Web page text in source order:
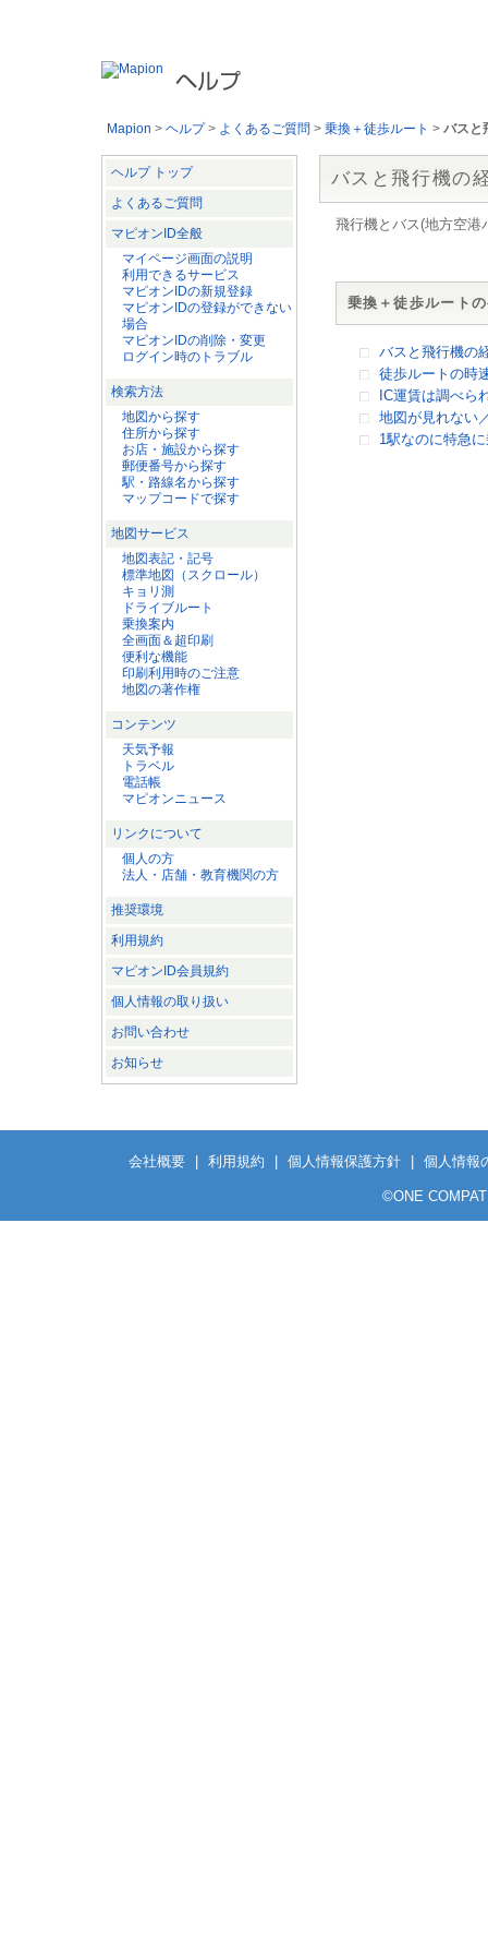
Mapion > ヘルプ> よくあるご質問 > 乗換＋徒歩ルート > バスと
バスと飛行機の
飛行機とバス(地方空港
乗換＋徒歩ルート
バスと飛行機の
徒歩ルートの時
IC運賃は調べら
地図が見れない
1駅なのに特急
ヘルプ トップ
よくあるご質問
マピオンID全般
マイページ画面の説明
利用できるサービス
マピオンIDの新規登録
マピオンIDの登録ができない
場合
マピオンIDの削除・変更
ログイン時のトラブル
検索方法
地図から探す
住所から探す
お店・施設から探す
郵便番号から探す
駅・路線名から探す
マップコードで探す
地図サービス
地図表記・記号
標準地図（スクロール）
キョリ測
ドライブルート
乗換案内
全画面＆超印刷
便利な機能
印刷利用時のご注意
地図の著作権
コンテンツ
天気予報
トラベル
電話帳
マピオンニュース
リンクについて
個人の方
法人・店舗・教育機関の方
推奨環境
利用規約
マピオンID会員規約
個人情報の取り扱い
お問い合わせ
お知らせ
会社概要 利用規約 個人情報保護方針 個人情報
©ONE